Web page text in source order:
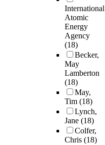
International
Atomic
Energy
Agency
(18)
Becker,
May
Lamberton
(18)
May,
Tim (18)
Lynch,
Jane (18)
Colfer,
Chris (18)